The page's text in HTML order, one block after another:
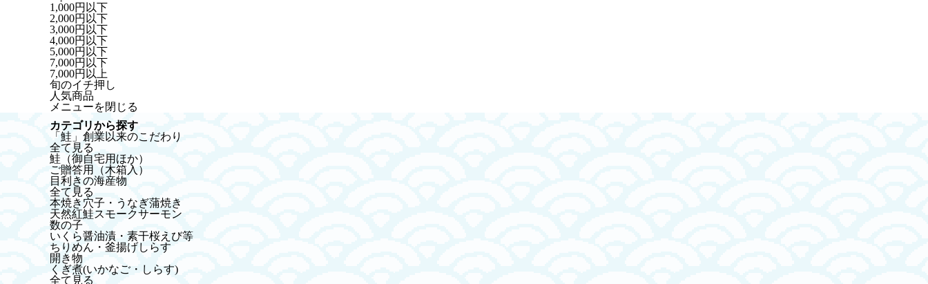
1,000円以下
2,000円以下
3,000円以下
4,000円以下
5,000円以下
7,000円以下
7,000円以上
旬のイチ押し
人気商品
メニューを閉じる
HOME樽屋五兵衛 佃煮シリーズ
カテゴリから探す
「鮭」創業以来のこだわり
全て見る
鮭（御自宅用ほか）
ご贈答用（木箱入）
目利きの海産物
全て見る
本焼き穴子・うなぎ蒲焼き
天然紅鮭スモークサーモン
数の子
いくら醤油漬・素干桜えび等
ちりめん・釜揚げしらす
開き物
くぎ煮(いかなご・しらす)
全て見る